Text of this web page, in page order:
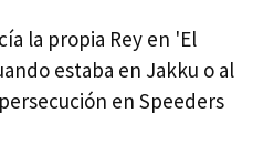
la propia Rey en 'El
estaba en Jakku o al
en Speeders